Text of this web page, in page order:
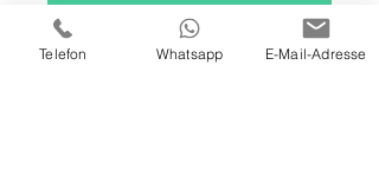
In den Warenkorb
Telefon Whatsapp E-Mail-Adresse